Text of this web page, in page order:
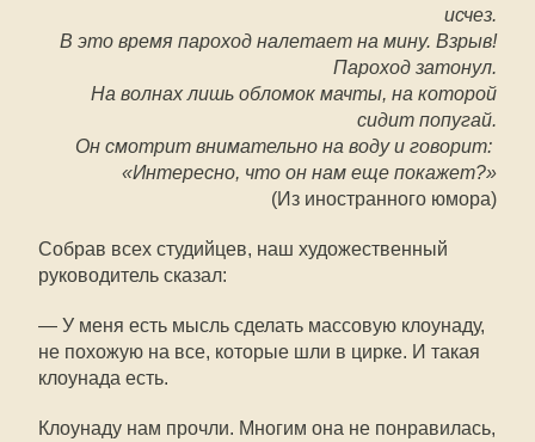
исчез.
В это время пароход налетает на мину. Взрыв!
Пароход затонул.
На волнах лишь обломок мачты, на которой
сидит попугай.
Он смотрит внимательно на воду и говорит:
«Интересно, что он нам еще покажет?»
(Из иностранного юмора)
Собрав всех студийцев, наш художественный
руководитель сказал:
— У меня есть мысль сделать массовую клоунаду,
не похожую на все, которые шли в цирке. И такая
клоунада есть.
Клоунаду нам прочли. Многим она не понравилась,